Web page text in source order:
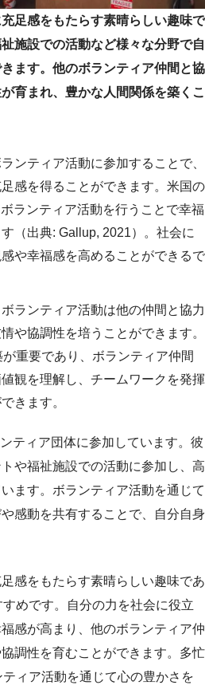
足感をもたらす素晴らしい趣味で
施設での活動など様々な分野で自
ます。他のボランティア仲間と協
育まれ、豊かな人間関係を築くこ
ンティア活動に参加することで、
感を得ることができます。米国の
ランティア活動を行うことで幸福
（出典: Gallup, 2021）。社会に
や幸福感を高めることができるで
ランティア活動は他の仲間と協力
や協調性を培うことができます。
重要であり、ボランティア仲間
観を理解し、チームワークを発揮
きます。
ティア団体に参加しています。彼
や福祉施設での活動に参加し、高
ます。ボランティア活動を通じて
感動を共有することで、自分自身
感をもたらす素晴らしい趣味であ
めです。自分の力を社会に役立
感が高まり、他のボランティア仲
調性を育むことができます。多忙
ィア活動を通じて心の豊かさを